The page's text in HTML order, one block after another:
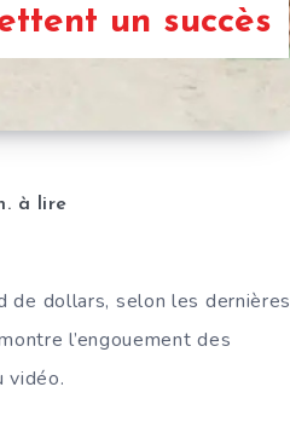
un succès
à lire
de dollars, selon les dernières
l’engouement des
vidéo.